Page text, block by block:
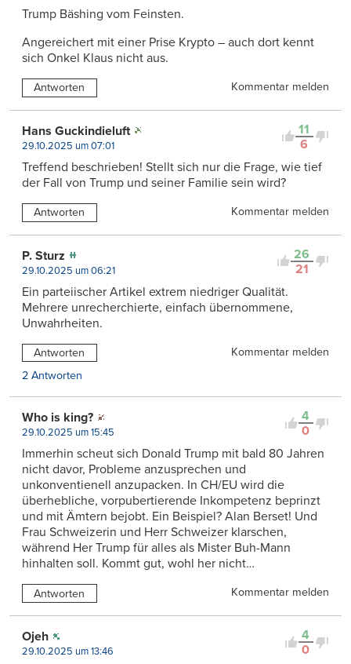
Trump Bäshing vom Feinsten.
Angereichert mit einer Prise Krypto – auch dort kennt
sich Onkel Klaus nicht aus.
Antworten Kommentar melden
11
6
Hans Guckindieluft
29.10.2025 um 07:01
Treffend beschrieben! Stellt sich nur die Frage, wie tief
der Fall von Trump und seiner Familie sein wird?
Antworten Kommentar melden
26
21
P. Sturz
29.10.2025 um 06:21
Ein parteiischer Artikel extrem niedriger Qualität.
Mehrere unrecherchierte, einfach übernommene,
Unwahrheiten.
Antworten
Kommentar melden
2 Antworten
4
0
Who is king?
29.10.2025 um 15:45
Immerhin scheut sich Donald Trump mit bald 80 Jahren
nicht davor, Probleme anzusprechen und
unkonventienell anzupacken. In CH/EU wird die
überhebliche, vorpubertierende Inkompetenz beprinzt
und mit Ämtern bejobt. Ein Beispiel? Alan Berset! Und
Frau Schweizerin und Herr Schweizer klarschen,
während Her Trump für alles als Mister Buh-Mann
hinhalten soll. Kommt gut, wohl her nicht…
Antworten Kommentar melden
4
0
Ojeh
29.10.2025 um 13:46